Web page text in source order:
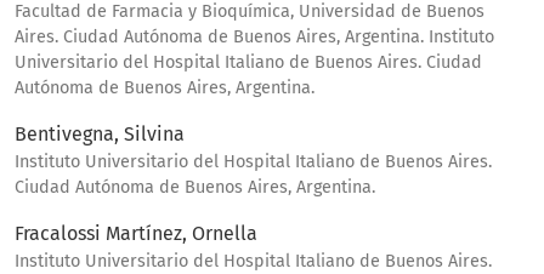
Facultad de Farmacia y Bioquímica, Universidad de Buenos
Aires. Ciudad Autónoma de Buenos Aires, Argentina. Instituto
Universitario del Hospital Italiano de Buenos Aires. Ciudad
Autónoma de Buenos Aires, Argentina.
Bentivegna, Silvina
Instituto Universitario del Hospital Italiano de Buenos Aires.
Ciudad Autónoma de Buenos Aires, Argentina.
Fracalossi Martínez, Ornella
Instituto Universitario del Hospital Italiano de Buenos Aires.